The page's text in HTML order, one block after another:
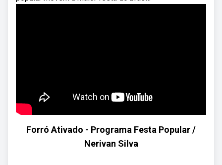
Forró Ativado - Programa Festa Popular /
Nerivan Silva